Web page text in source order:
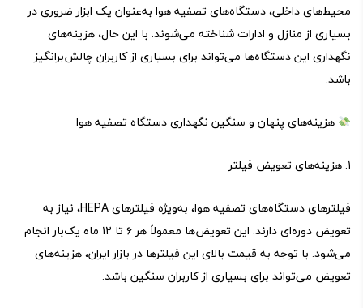
محیط‌های داخلی، دستگاه‌های تصفیه هوا به‌عنوان یک ابزار ضروری در
بسیاری از منازل و ادارات شناخته می‌شوند. با این حال، هزینه‌های
نگهداری این دستگاه‌ها می‌تواند برای بسیاری از کاربران چالش‌برانگیز
باشد.
هزینه‌های پنهان و سنگین نگهداری دستگاه تصفیه هوا
۱. هزینه‌های تعویض فیلتر
فیلترهای دستگاه‌های تصفیه هوا، به‌ویژه فیلترهای HEPA، نیاز به
تعویض دوره‌ای دارند. این تعویض‌ها معمولاً هر ۶ تا ۱۲ ماه یک‌بار انجام
می‌شود. با توجه به قیمت بالای این فیلترها در بازار ایران، هزینه‌های
تعویض می‌تواند برای بسیاری از کاربران سنگین باشد.